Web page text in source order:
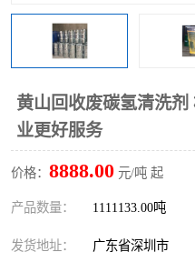
黄山回收废碳氢清洗
业更好服务
价格： 8888.00 元/吨 起
产品数量： 1111133.00吨
发货地址： 广东省深圳市